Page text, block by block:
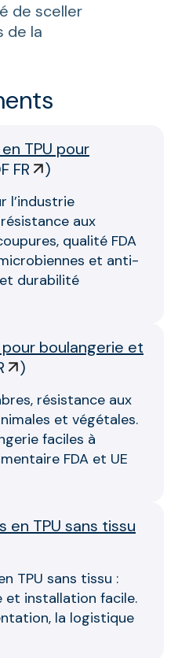
de sceller
de la
TPU pour
FR )
l’industrie
aux
qualité FDA
et anti-
durabilité
boulangerie et
)
résistance aux
et végétales.
faciles à
FDA et UE
en TPU sans tissu
TPU sans tissu :
et installation facile.
la logistique